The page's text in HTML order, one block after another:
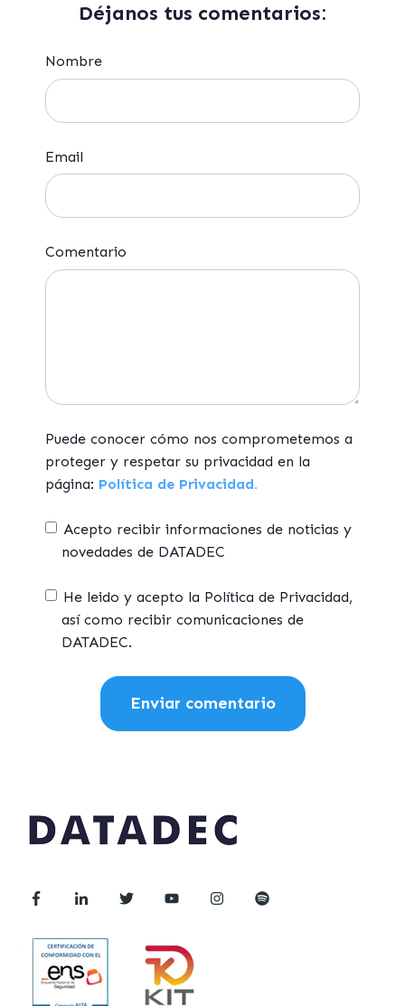
Déjanos tus comentarios:
Nombre
Email
Comentario
Puede conocer cómo nos comprometemos a
proteger y respetar su privacidad en la
página: Política de Privacidad.
Acepto recibir informaciones de noticias y
novedades de DATADEC
He leido y acepto la Política de Privacidad,
así como recibir comunicaciones de
DATADEC.